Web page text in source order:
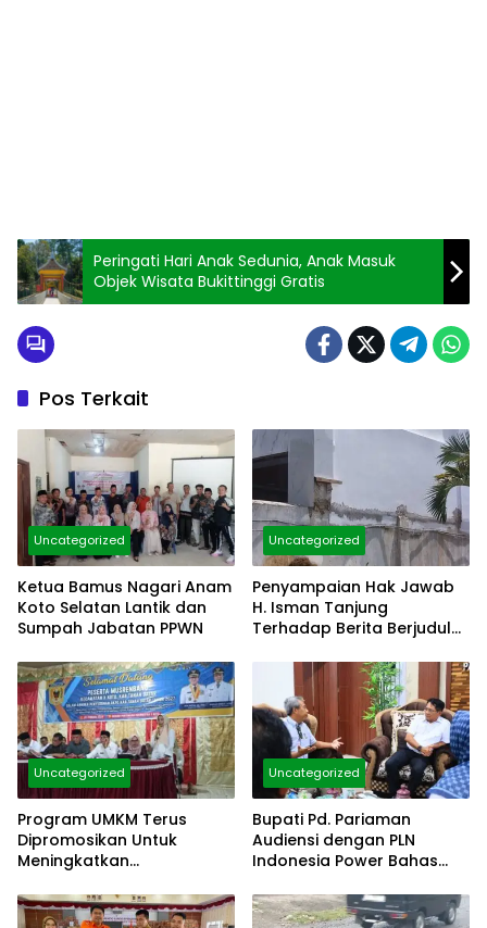
Peringati Hari Anak Sedunia, Anak Masuk
Objek Wisata Bukittinggi Gratis
Pos Terkait
Uncategorized
Ketua Bamus Nagari Anam
Koto Selatan Lantik dan
Sumpah Jabatan PPWN
Uncategorized
Penyampaian Hak Jawab
H. Isman Tanjung
Terhadap Berita Berjudul
Dugaan Langgar Hukum
Dinding Gedung Diatas
Pagar”
Uncategorized
Program UMKM Terus
Dipromosikan Untuk
Meningkatkan
Uncategorized
Bupati Pd. Pariaman
Audiensi dengan PLN
Indonesia Power Bahas